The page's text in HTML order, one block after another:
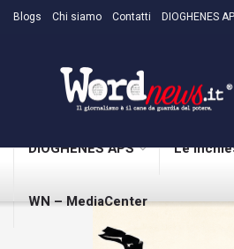
Blogs Chi siamo Contatti DIOGHENES
DIOGHENES APS Le
WN – MediaCenter